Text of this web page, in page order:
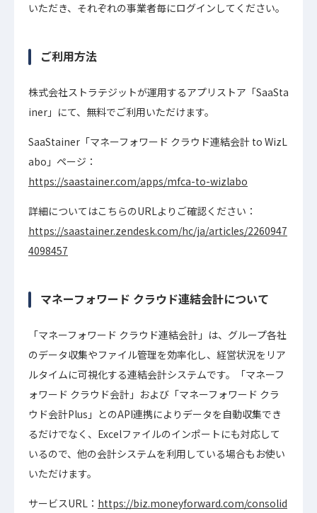
いただき、それぞれの事業者毎にログインしてください。
ご利用方法
株式会社ストラテジットが運用するアプリストア「SaaSta
iner」にて、無料でご利用いただけます。
SaaStainer「マネーフォワード クラウド連結会計 to WizL
abo」ページ：
https://saastainer.com/apps/mfca-to-wizlabo
詳細についてはこちらのURLよりご確認ください：
https://saastainer.zendesk.com/hc/ja/articles/2260947
4098457
マネーフォワード クラウド連結会計について
「マネーフォワード クラウド連結会計」は、グループ各社
のデータ収集やファイル管理を効率化し、経営状況をリア
ルタイムに可視化する連結会計システムです。「マネーフ
ォワード クラウド会計」および「マネーフォワード クラ
ウド会計Plus」とのAPI連携によりデータを自動収集でき
るだけでなく、Excelファイルのインポートにも対応して
いるので、他の会計システムを利用している場合もお使い
いただけます。
サービスURL： https://biz.moneyforward.com/consolid